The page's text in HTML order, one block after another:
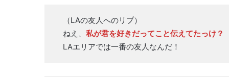
（LAの友人へのリプ）
ねえ、 私が君を好きだってこと伝えてたっけ？
LAエリアでは一番の友人なんだ！